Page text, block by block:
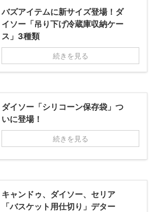
バズアイテムに新サイズ登場！ダ
イソー「吊り下げ冷蔵庫収納ケー
ス」3種類
続きを見る
ダイソー「シリコーン保存袋」つ
いに登場！
続きを見る
キャンドゥ、ダイソー、セリア
「バスケット用仕切り」デター